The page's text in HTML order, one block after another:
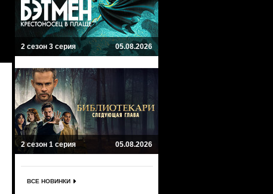
2 сезон 3 серия 05.08.2026
2 сезон 1 серия 05.08.2026
ВСЕ НОВИНКИ